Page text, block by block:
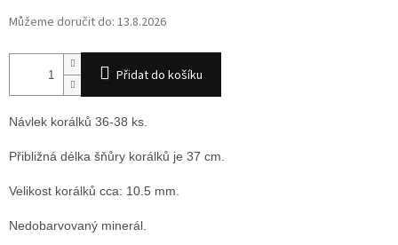
Můžeme doručit do: 13.8.2026
Přidat do košíku
Návlek korálků 36-38 ks.
Přibližná délka šňůry korálků je 37 cm.
Velikost korálků cca: 10.5 mm.
Nedobarvovaný minerál.